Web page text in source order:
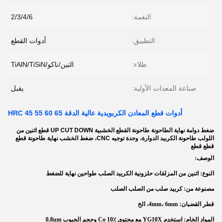
النغمة: 2/3/4/6
التطبيق: أدوات القطع
طلاء: التين/ناكو/TiAlN/TiSiN
صناعة المعدات الأولية: يقبل
أدوات قطع المعادن الكربويدية عالية الدقة HRC 45 55 60 65
ضغط دوامة نهاية الطاحونة طاحونة القطع الخشبية UP CUT DOWN قطع اثنين من
اللولب طاحونة الكربيد الدوارة، وحدة توجيه CNC، ضغط الخشب نهاية طاحونة قطع
قطع قطع
الوصف:
النوع: اثنين من المزلقات حلزونية الكربيد الصلب طواحين نهاية للضغط
مصنوعة من: كربيد صلب من الصلب الصلب
قطر القضبان: 4mm، 6mm، الخ
المواد الخام: استخدم YG10X مع محتوى Co 10٪ وحجم الحبوب 0.8um